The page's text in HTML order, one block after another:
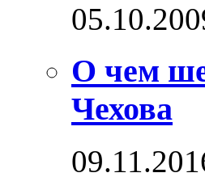
О чем
Чехова